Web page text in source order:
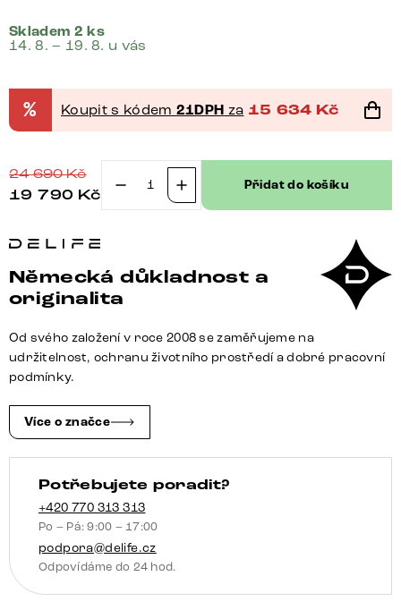
Skladem 2 ks
14. 8. – 19. 8. u vás
% Koupit s kódem 21DPH za 15 634 Kč
24 690Kč
19 790 Kč
75x90
cm
fialová
z
množství
Přidat do košíku
Německá důkladnost a
originalita
Od svého založení v roce 2008 se zaměřujeme na
udržitelnost, ochranu životního prostředí a dobré pracovní
podmínky.
Více o značce
Potřebujete poradit?
+420 770 313 313
Po – Pá: 9:00 – 17:00
podpora@delife.cz
Odpovídáme do 24 hod.